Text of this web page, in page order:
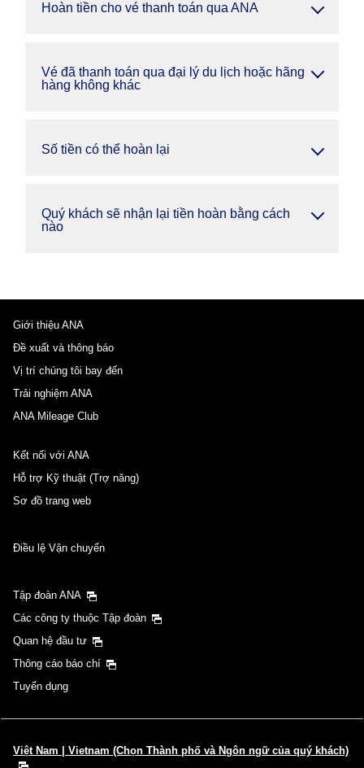
Hoàn tiền cho vé thanh toán qua ANA
Vé đã thanh toán qua đại lý du lịch hoặc hãng
hàng không khác
Số tiền có thể hoàn lại
Quý khách sẽ nhận lại tiền hoàn bằng cách
nào
Giới thiệu ANA
Đề xuất và thông báo
Vị trí chúng tôi bay đến
Trải nghiệm ANA
ANA Mileage Club
Kết nối với ANA
Hỗ trợ Kỹ thuật (Trợ năng)
Sơ đồ trang web
Điều lệ Vận chuyển
Tập đoàn ANA
Các công ty thuộc Tập đoàn
Quan hệ đầu tư
Thông cáo báo chí
Tuyển dụng
Việt Nam | Vietnam (Chọn Thành phố và Ngôn ngữ của quý khách)